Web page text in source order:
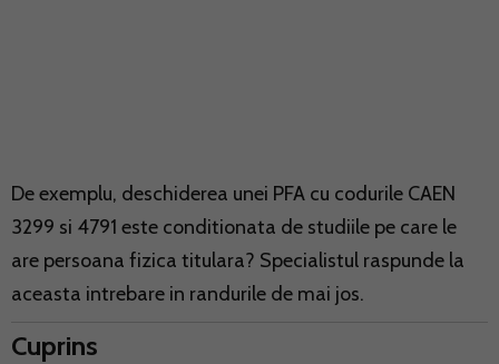
De exemplu, deschiderea unei PFA cu codurile CAEN
3299 si 4791 este conditionata de studiile pe care le
are persoana fizica titulara? Specialistul raspunde la
aceasta intrebare in randurile de mai jos.
Cuprins